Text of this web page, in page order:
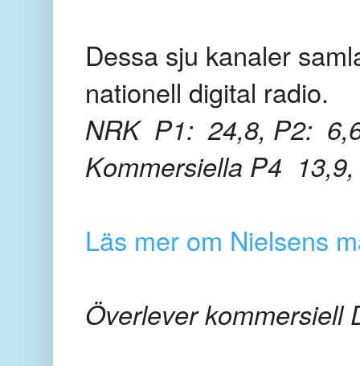
Dessa sju kanaler
nationell digital radio.
NRK P1: 24,8, P2:
Kommersiella P4
Läs mer om Nielsens
Överlever kommersiell